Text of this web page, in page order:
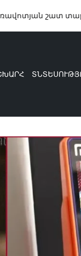
տարօրինակ